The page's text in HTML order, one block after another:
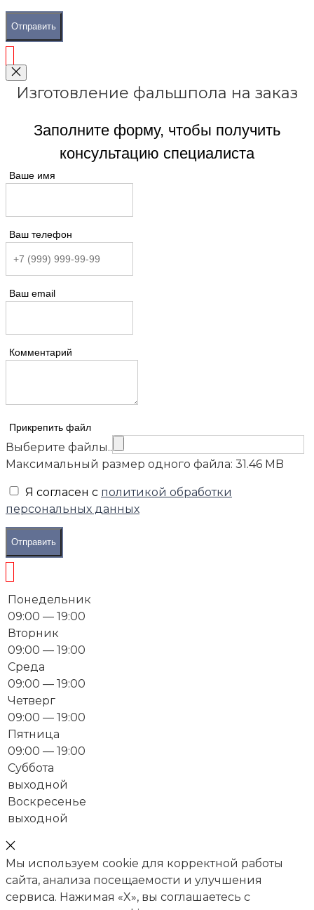
Отправить
Изготовление фальшпола на заказ
Заполните форму, чтобы получить
консультацию специалиста
Ваше имя
Ваш телефон
Ваш email
Комментарий
Прикрепить файл
Выберите файлы..
Максимальный размер одного файла: 31.46 MB
Я согласен с политикой обработки
персональных данных
Отправить
Понедельник
09:00 — 19:00
Вторник
09:00 — 19:00
Среда
09:00 — 19:00
Четверг
09:00 — 19:00
Пятница
09:00 — 19:00
Суббота
выходной
Воскресенье
выходной
Мы используем cookie для корректной работы
сайта, анализа посещаемости и улучшения
сервиса. Нажимая «X», вы соглашаетесь с